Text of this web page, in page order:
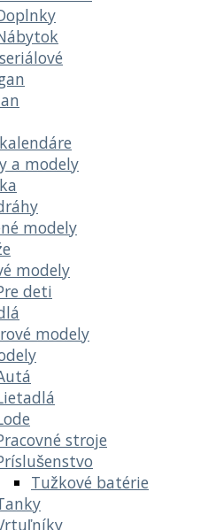
a modely
modely
modely
deti
modely
stroje
Tužkové batérie